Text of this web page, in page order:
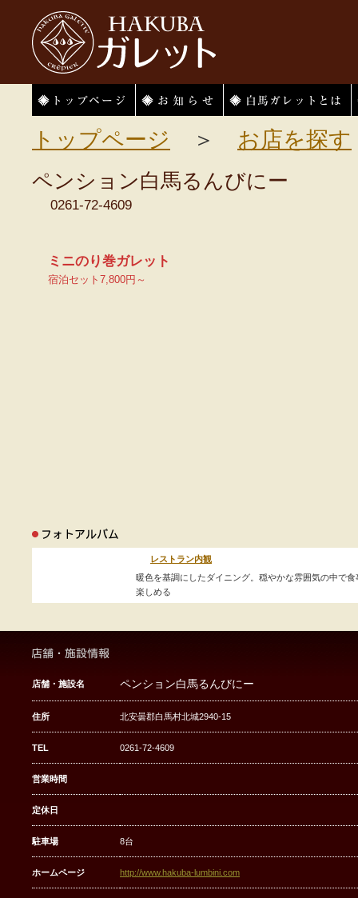
トップページ ＞ お店を探す
ペンション白馬るんびにー
0261-72-4609
ミニのり巻ガレット
宿泊セット7,800円～
レストラン内観
暖色を基調にしたダイニング。穏やかな雰囲気の中で食
楽しめる
店舗・施設名 ペンション白馬るんびにー
住所 北安曇郡白馬村北城2940-15
TEL 0261-72-4609
営業時間
定休日
駐車場 8台
ホームページ http://www.hakuba-lumbini.com